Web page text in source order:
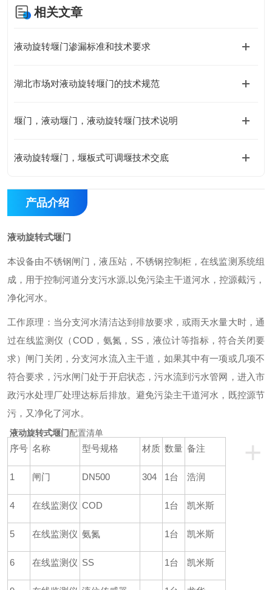
相关文章
液动旋转堰门渗漏标准和技术要求
湖北市场对液动旋转堰门的技术规范
堰门，液动堰门，液动旋转堰门技术说明
液动旋转堰门，堰板式可调堰技术交底
产品介绍
液动旋转式堰门
本设备由不锈钢闸门，液压站，不锈钢控制柜，在线监测系统组
成，用于控制河道分支污水源,以免污染主干道河水，控源截污，
净化河水。
工作原理：当分支河水清洁达到排放要求，或雨天水量大时，通
过在线监测仪（COD，氨氮，SS，液位计等指标，符合关闭要
求）闸门关闭，分支河水流入主干道，如果其中有一项或几项不
符合要求，污水闸门处于开启状态，污水流到污水管网，进入市
政污水处理厂处理达标后排放。避免污染主干道河水，既控源节
污，又净化了河水。
液动旋转式堰门配置清单
+
序号 名称 型号规格 材质 数量 备注
1 闸门 DN500 304 1台 浩润
4 在线监测仪 COD 1台 凯米斯
5 在线监测仪 氨氮 1台 凯米斯
6 在线监测仪 SS 1台 凯米斯